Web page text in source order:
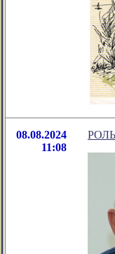
08.08.2024
11:08